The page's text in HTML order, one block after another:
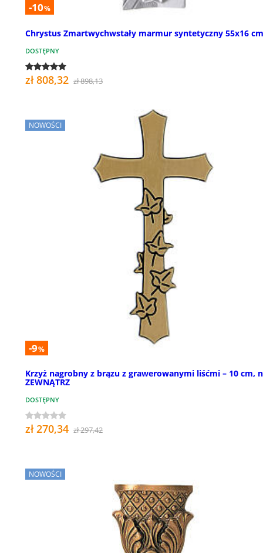
-10%
Chrystus Zmartwychwstały marmur syntetyczny 55x16 cm
DOSTĘPNY
zł 808,32 zł 898,13
NOWOŚCI
-9%
Krzyż nagrobny z brązu z grawerowanymi liśćmi – 10 cm,
ZEWNĄTRZ
DOSTĘPNY
zł 270,34 zł 297,42
NOWOŚCI